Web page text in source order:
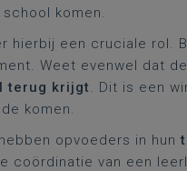
komen.
hierbij een cruciale rol.
Weet evenwel dat
terug krijgt. Dit is een
komen.
opvoeders in hun
coördinatie van een